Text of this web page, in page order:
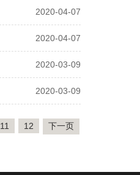
2020-04-07
2020-04-07
2020-03-09
2020-03-09
11 12 下一页